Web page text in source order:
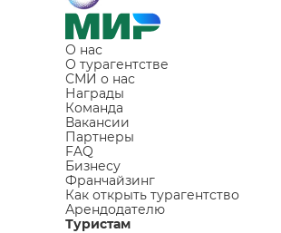
О нас
О турагентстве
СМИ о нас
Награды
Команда
Вакансии
Партнеры
FAQ
Бизнесу
Франчайзинг
Как открыть турагентство
Арендодателю
Туристам